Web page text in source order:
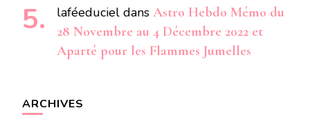
laféeduciel dans Astro Hebdo Mémo du
28 Novembre au 4 Décembre 2022 et
Aparté pour les Flammes Jumelles
ARCHIVES